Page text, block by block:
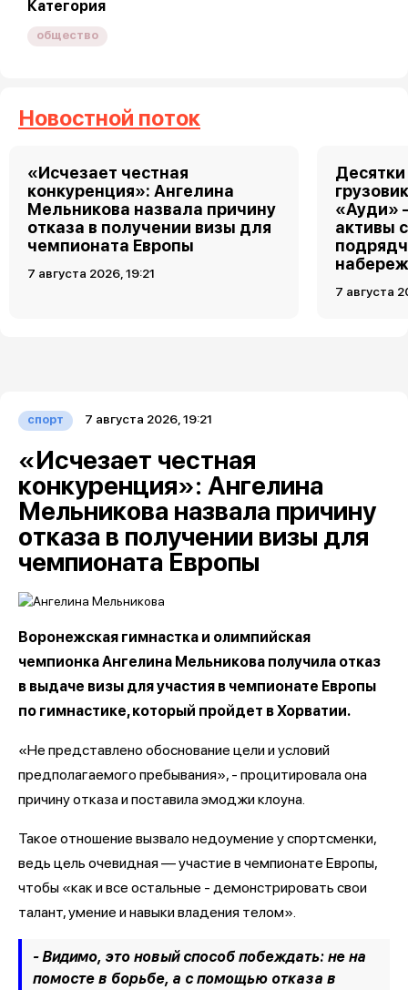
Категория
общество
Новостной поток
«Исчезает честная
конкуренция»: Ангелина
Мельникова назвала причину
отказа в получении визы для
чемпионата Европы
7 августа 2026, 19:21
«Ауди»
активы
7 августа
спорт 7 августа 2026, 19:21
«Исчезает честная
конкуренция»: Ангелина
Мельникова назвала причину
отказа в получении визы для
чемпионата Европы
Воронежская гимнастка и олимпийская
чемпионка Ангелина Мельникова получила отказ
в выдаче визы для участия в чемпионате Европы
по гимнастике, который пройдет в Хорватии.
«Не представлено обоснование цели и условий
предполагаемого пребывания», - процитировала она
причину отказа и поставила эмоджи клоуна.
Такое отношение вызвало недоумение у спортсменки,
ведь цель очевидная — участие в чемпионате Европы,
чтобы «как и все остальные - демонстрировать свои
талант, умение и навыки владения телом».
- Видимо, это новый способ побеждать: не на
помосте в борьбе, а с помощью отказа в